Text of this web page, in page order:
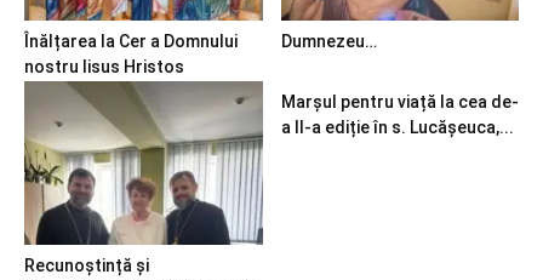
Înălțarea la Cer a Domnului
nostru Iisus Hristos
Dumnezeu…
Recunoștință și
Marșul pentru viață la cea de-
a II-a ediție în s. Lucășeuca,...